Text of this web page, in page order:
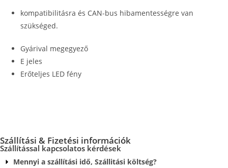
kompatibilitásra és CAN-bus hibamentességre van
szükséged.
Gyárival megegyező
E jeles
Erőteljes LED fény
Szállítási & Fizetési információk
Szállítással kapcsolatos kérdések
Mennyi a szállítási idő, Szállitási költség?